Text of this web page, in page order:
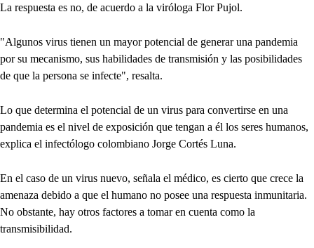
La respuesta es no, de acuerdo a la viróloga Flor Pujol.
"Algunos virus tienen un mayor potencial de generar una pandemia
por su mecanismo, sus habilidades de transmisión y las posibilidades
de que la persona se infecte", resalta.
Lo que determina el potencial de un virus para convertirse en una
pandemia es el nivel de exposición que tengan a él los seres humanos,
explica el infectólogo colombiano Jorge Cortés Luna.
En el caso de un virus nuevo, señala el médico, es cierto que crece la
amenaza debido a que el humano no posee una respuesta inmunitaria.
No obstante, hay otros factores a tomar en cuenta como la
transmisibilidad.